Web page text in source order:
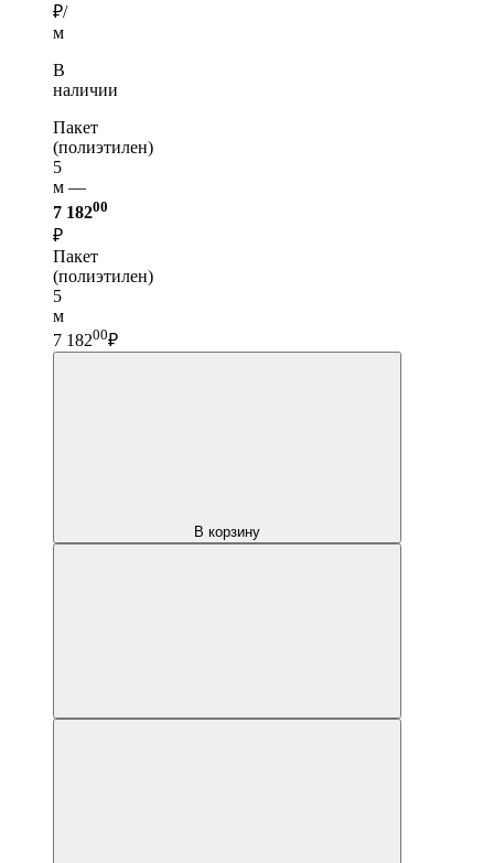
₽/
м
В
наличии
Пакет
(полиэтилен)
5
м —
7 18200
₽
Пакет
(полиэтилен)
5
м
7 18200₽
В корзину